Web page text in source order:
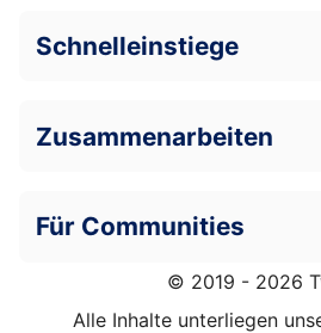
Schnelleinstiege
Zusammenarbeiten
Für Communities
© 2019 - 2026
Alle Inhalte unterliegen